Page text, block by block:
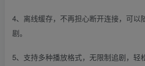
4、离线缓存，不再担心断开连接，可以
剧。
5、支持多种播放格式，无限制追剧，轻